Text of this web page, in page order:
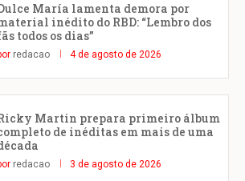
María lamenta demora por
inédito do RBD: “Lembro dos
todos os dias”
redacao 4 de agosto de 2026
Martin prepara primeiro álbum
de inéditas em mais de uma
redacao 3 de agosto de 2026